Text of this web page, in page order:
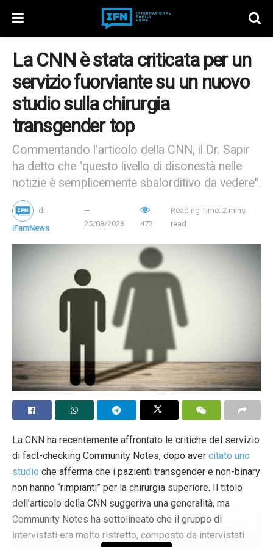
La CNN è stata criticata per un
servizio fuorviante su un nuovo
studio sulla chirurgia
transgender top
Commentando l'articolo della CNN, il Dr. Sapir
ha detto che "questo livello di disonestà nelle
notizie è semplicemente sbalorditivo da vedere".
di
iFamNews
25/08/2023 472
Reading Time: 2 mins
read
La CNN ha recentemente affrontato le critiche del servizio
di fact-checking Community Notes, dopo aver citato uno
studio che afferma che i pazienti transgender e non-binary
non hanno “rimpianti” per la chirurgia superiore. Il titolo
dell’articolo della CNN suggeriva una generalità, ma
Community Notes ha sottolineato che il gruppo di
intervistati era molto ristretto, composto da intervistati